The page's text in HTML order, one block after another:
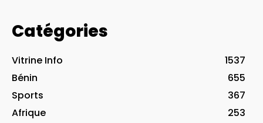
Catégories
Vitrine Info
1537
Bénin
655
Sports
367
Afrique
253